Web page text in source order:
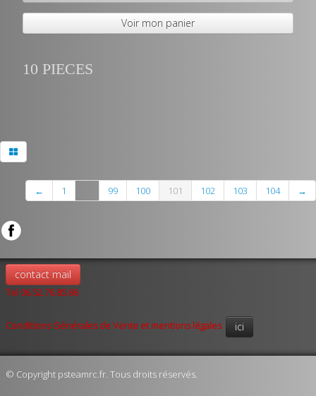
Voir mon panier
10 PIECES
← 1 99 100 101 102 103 104 →
contact mail
Tel 06.52.76.85.86
Conditions Générales de Vente et mentions légales ici
© Copyright psteamrc.fr. Tous droits réservés.